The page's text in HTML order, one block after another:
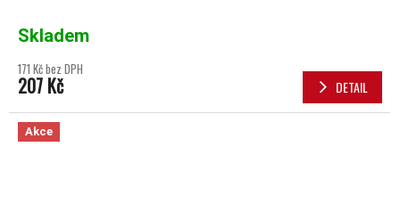
Skladem
171 Kč bez DPH
207 Kč DETAIL
Akce